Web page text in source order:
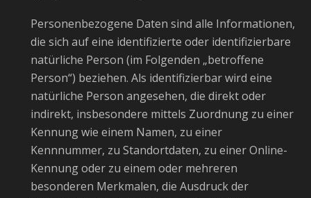
Personenbezogene Daten sind alle Informationen,
die sich auf eine identifizierte oder identifizierbare
natürliche Person (im Folgenden „betroffene
Person“) beziehen. Als identifizierbar wird eine
natürliche Person angesehen, die direkt oder
indirekt, insbesondere mittels Zuordnung zu einer
Kennung wie einem Namen, zu einer
Kennnummer, zu Standortdaten, zu einer Online-
Kennung oder zu einem oder mehreren
besonderen Merkmalen, die Ausdruck der